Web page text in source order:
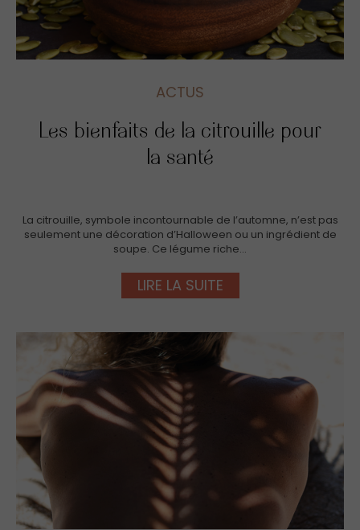
ACTUS
Les bienfaits de la citrouille pour
la santé
La citrouille, symbole incontournable de l’automne, n’est pas
seulement une décoration d’Halloween ou un ingrédient de
soupe. Ce légume riche…
LIRE LA SUITE